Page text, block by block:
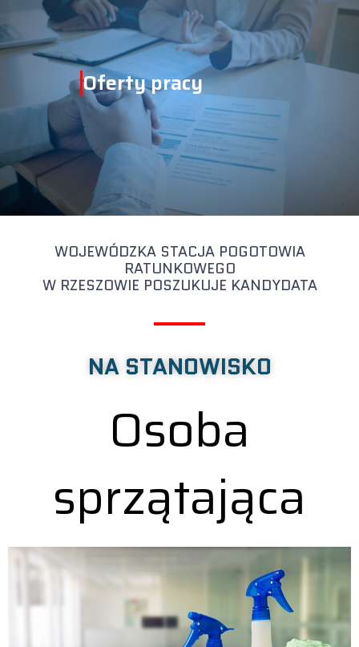
Oferty pracy
WOJEWÓDZKA STACJA POGOTOWIA
RATUNKOWEGO
W RZESZOWIE POSZUKUJE KANDYDATA
NA STANOWISKO
Osoba
sprzątająca